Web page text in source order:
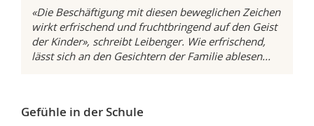
«Die Beschäftigung mit diesen beweglichen Zeichen
wirkt erfrischend und fruchtbringend auf den Geist
der Kinder», schreibt Leibenger. Wie erfrischend,
lässt sich an den Gesichtern der Familie ablesen...
Gefühle in der Schule